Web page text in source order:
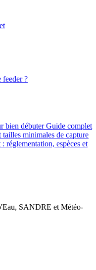
feeder ?
bien débuterGuide complet
tailles minimales de capture
réglementation, espèces et
SANDRE et Météo-